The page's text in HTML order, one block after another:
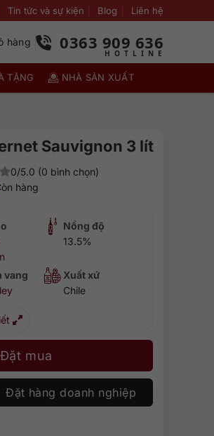
Tin tức và sự kiện Blog Liên hệ
hàng 0363 909 636
TẶNG NHÀ SẢN XUẤT
Sauvignon 3 lít
0/5.0 (0 bình chọn)
hàng
Nồng độ
13.5%
vang
Xuất xứ
Chile
lít số lượng
Đặt mua
Đặt hàng doanh nghiệp